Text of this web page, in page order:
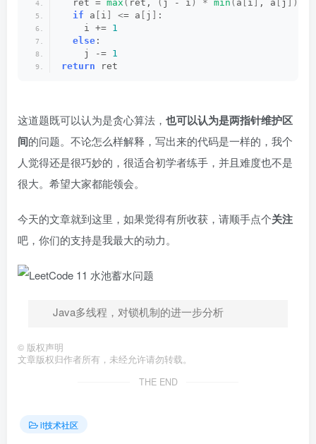
  ret =
max ( ret, ( j - i ) * min ( a i , a j
]))
if a i <= a j
:
    i +=
1
else :
    j -=
1
return ret
这道题既可以认为是贪心算法， 也可以认为是两指针维护区
间的问题。不论怎么样解释，写出来的代码是一样的，我个
人觉得还是很巧妙的，很适合初学者练手，并且难度也不是
很大。希望大家都能领会。
今天的文章就到这里，如果觉得有所收获，请顺手点个关注
吧，你们的支持是我最大的动力。
Java多线程，对锁机制的进一步分析
© 版权声明
文章版权归作者所有，未经允许请勿转载。
THE END
it技术社区